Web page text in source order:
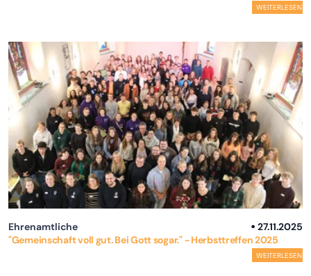
WEITERLESEN
Ehrenamtliche
27.11.2025
"Gemeinschaft voll gut. Bei Gott sogar." - Herbsttreffen 2025
WEITERLESEN